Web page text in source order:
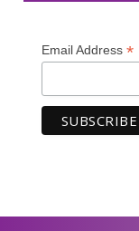
Email Address *